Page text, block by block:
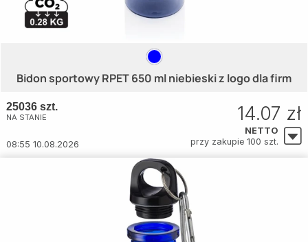
Bidon sportowy RPET 650 ml niebieski z logo dla firm
25036 szt.
NA STANIE
08:55 10.08.2026
14.07 zł
NETTO
przy zakupie 100 szt.